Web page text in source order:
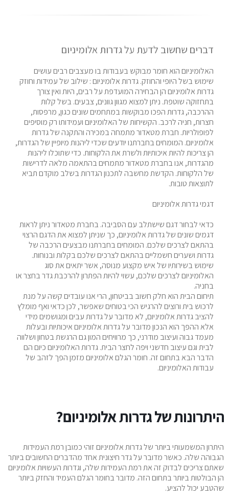
דברים שחשוב לדעת על גדרות אלומיניום
האלומיניום הוא חומר מבוקש בעבודות בו מעצבים רבים עושים
שימוש בשל היופי והחוזק. גדרות אלומיניום : שילוב של עמידות וחוזק
גדרות אלומיניום הן הבחירה המועדפת על רבים, היות ואין צורך
בתחזוקה שוטפת. ניתן למצוא מגוון גוונים, צבעים. בשל קלות
ההרכבה, גדרות הפכו מבוקשות במתחמים שונים כגון, מרפסות,
חצרות, חניה לרכב. הקשיחות של האלומיניום ועמידותו רק מוסיפים
לפופולריות. חברת מטאדור מתמחה במכירה והתקנה של גדרות
אלומיניום. המומחים בחברתנו יודעים שכדי ליהנות מיופיין של הגדרות,
הן צריכות להיות איכותיות ולשרת את הלקוחות. כדי שתוכלו ליהנות
מהגדרות, אנו בחברת מטאדור מתמחים בהתאמה מלאה לדרישות
של הלקוחות. הקדשת מחשבה לתכנון הגדרות בשלב מוקדם תביא
לתוצאות טובות.
דגמי גדרות אלומיניום
כדאי לבחור דגם שישתלב עם הסביבה. בחברת מטאדור ניתן לראות
דגמים שונים של גדרות אלומיניום, כך שניתן למצוא את הדגם הרצוי
בהתאם לצרכים שלכם. המומחים בחברתנו מבצעים הרכבה של
גדרות ושערים חשמליים בהתאם לצרכים שלכם בקלות ובנוחות.
שימוש בשירותיו של איש מקצוע מנוסה, אשר יתאים את סוג
האלומיניום לצרכים שלכם, עשוי להיות הפתרון להרכבת גדר בחצר או
בחניה.
תיחום הבית הוא חלק חשוב בביטחון, הרי אנו עובדים קשה על מנת
לרכוש בית ורוצים להרגיש הכי בטוחים שאפשר, לכן כדאי ואף מומלץ
להציב גדרות אלומיניום, לא מדובר על גדרות עבים ומגושמים מידי
אלא ההפך הוא הנכון מדובר על גדרות אלומיניום איכותיות ובעלות
מעמד גבוה ועיצוב מודרני, כך מרוויחים המון גם הרגשת בטחון ושלווה
לבית וגם עיצוב חדשני ויפה לחצר הבית. גדרות האלומיניום כיום הם
הדבר הבא בתחום זה. חומר הגלם אלומיניום מזמן הפך לזהב של
עבודות האלומיניום.
היתרונות של גדרות אלומיניום?
היתרון המשמעותי ביותר של גדרות אלומיניום זוהי כמובן רמת העמידות
הגבוהה שלה. כאשר מדובר על גדר חיצונית אחד מהדברים החשובים ביותר
שאתם צריכים לבדוק זה את רמת העמידות שלה, וגדרות העשויות אלומיניום
הן הבולטות ביותר בתחום הזה. מדובר בחומר הגלם העמיד והחזק ביותר
שהטבע יכול להציע.